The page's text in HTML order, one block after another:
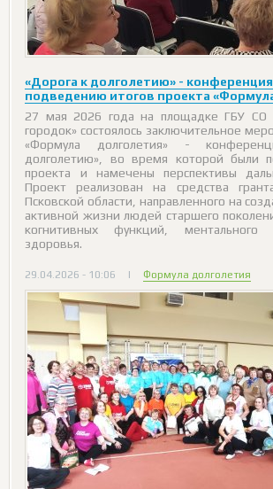
«Дорога к долголетию» -
подведению итогов проекта
27 мая 2026 года на площадке ГБУ СО
городок» состоялось заключительное
«Формула долголетия» -
долголетию», во время которой были
проекта и намечены перспективы
Проект реализован на средства
Псковской области, направленного на
активной жизни людей старшего
когнитивных функций, ментального
здоровья.
29.04.2026 - 10:06 | Формула долголетия